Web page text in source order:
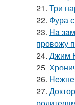
21. Три
22. Фура
23. Ha
провожу
24. Джим
25.
26.
27.